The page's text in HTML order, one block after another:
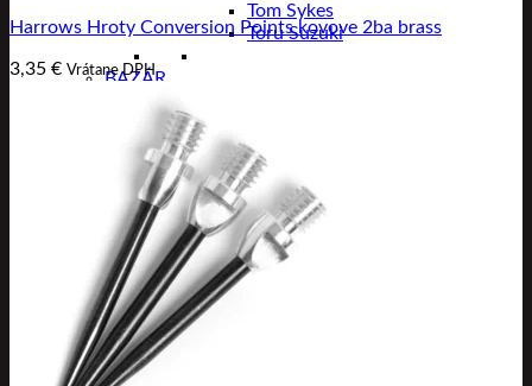
Tom Sykes
Toru Suzuki
BAZÁR
ZĽAVY
PODCAST
Winmau
Harrows
Unicorn
Condor
Bull’s
Shot
Target
Robson
Slydart
Harrows Hroty Conversion Points kovove 2ba brass
3,35 € Vrátane DPH